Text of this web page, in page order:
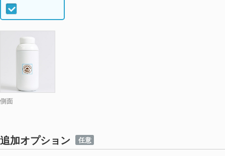
側面
追加オプション 任意